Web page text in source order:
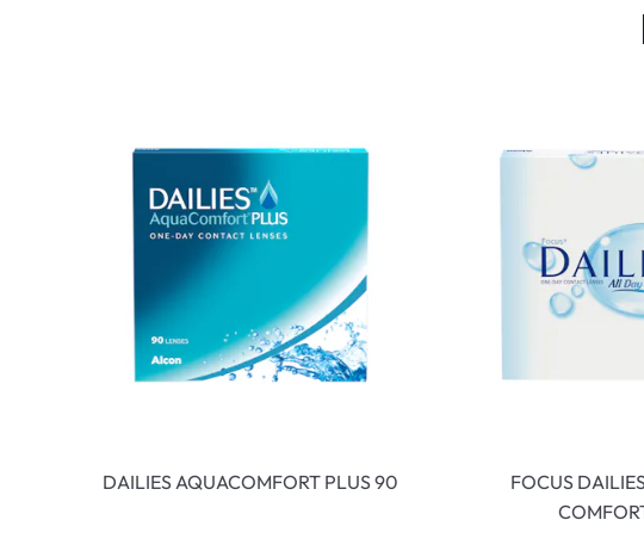
DAILIES AQUACOMFORT PLUS 90
FOCUS